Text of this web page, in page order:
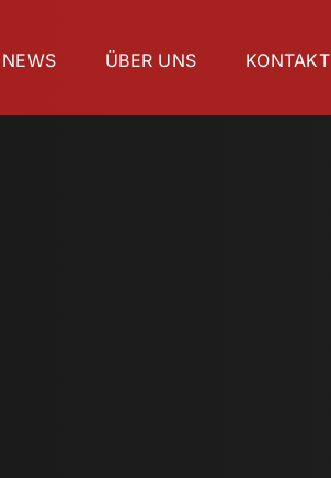
NEWS ÜBER UNS KONTAKT